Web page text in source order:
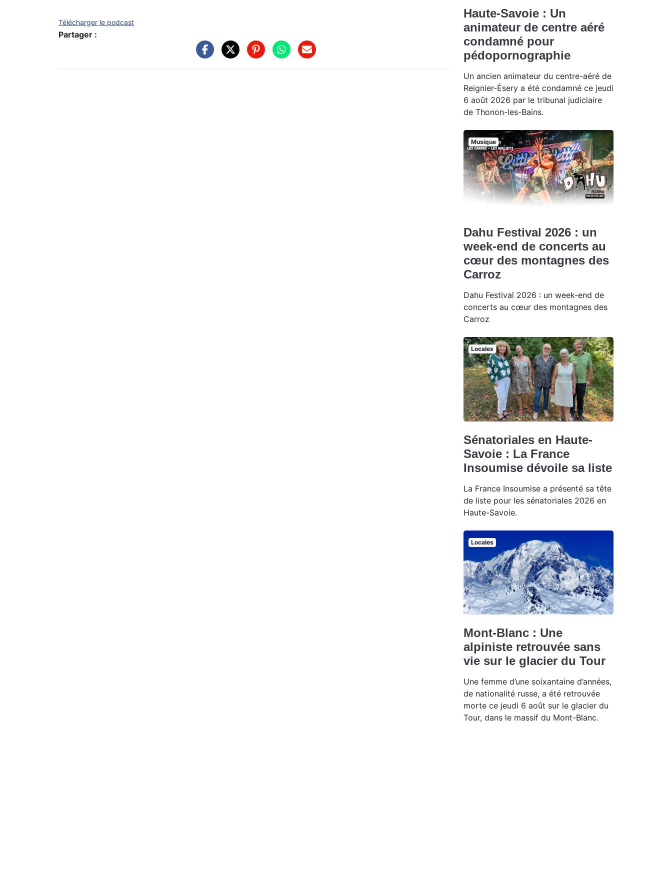
Télécharger le podcast
Partager :
Haute-Savoie : Un
animateur de centre aéré
condamné pour
pédopornographie
Un ancien animateur du centre-aéré de
Reignier-Ésery a été condamné ce jeudi
6 août 2026 par le tribunal judiciaire
de Thonon-les-Bains.
Musique
Dahu Festival 2026 : un
week-end de concerts au
cœur des montagnes des
Carroz
Dahu Festival 2026 : un week-end de
concerts au cœur des montagnes des
Carroz
Locales
Sénatoriales en Haute-
Savoie : La France
Insoumise dévoile sa liste
La France Insoumise a présenté sa tête
de liste pour les sénatoriales 2026 en
Haute-Savoie.
Locales
Mont-Blanc : Une
alpiniste retrouvée sans
vie sur le glacier du Tour
Une femme d’une soixantaine d’années,
de nationalité russe, a été retrouvée
morte ce jeudi 6 août sur le glacier du
Tour, dans le massif du Mont-Blanc.